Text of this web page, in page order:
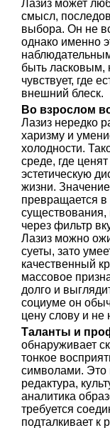
Лазиз может
смысл,
выбора. Он не
однако именно
быть ласковым,
чувствует, где
внешний блеск.
Во взрослом
Лазиз нередко
харизму и
холодности.
среде, где
эстетическую
жизни.
превращается
через фильтр
Лазиз можно
суеты, зато
качественный
массовое
долго и
социуме он
цену слову и не
Таланты и
обнаруживает
тонкое
символами. Это
редактура,
аналитика
требуется
подталкивает к